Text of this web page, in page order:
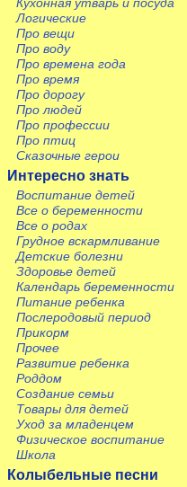
Логические
Про вещи
Про воду
Про времена года
Про время
Про дорогу
Про людей
Про профессии
Про птиц
Сказочные герои
Интересно знать
Воспитание детей
Все о беременности
Все о родах
Грудное вскармливание
Детские болезни
Здоровье детей
Календарь беременности
Питание ребенка
Послеродовый период
Прикорм
Прочее
Развитие ребенка
Роддом
Создание семьи
Товары для детей
Уход за младенцем
Физическое воспитание
Школа
Колыбельные песни